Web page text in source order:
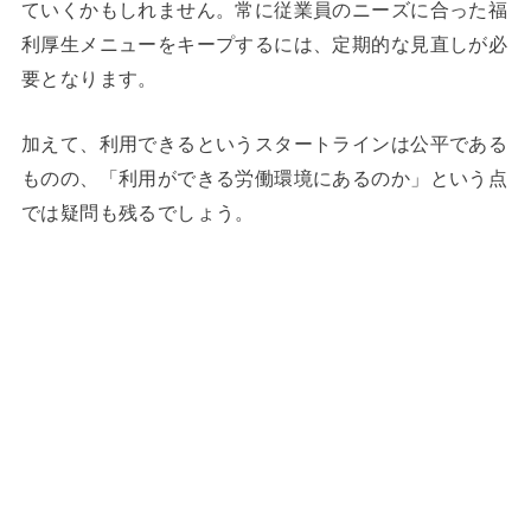
ていくかもしれません。常に従業員のニーズに合った福
利厚生メニューをキープするには、定期的な見直しが必
要となります。
加えて、利用できるというスタートラインは公平である
ものの、「利用ができる労働環境にあるのか」という点
では疑問も残るでしょう。